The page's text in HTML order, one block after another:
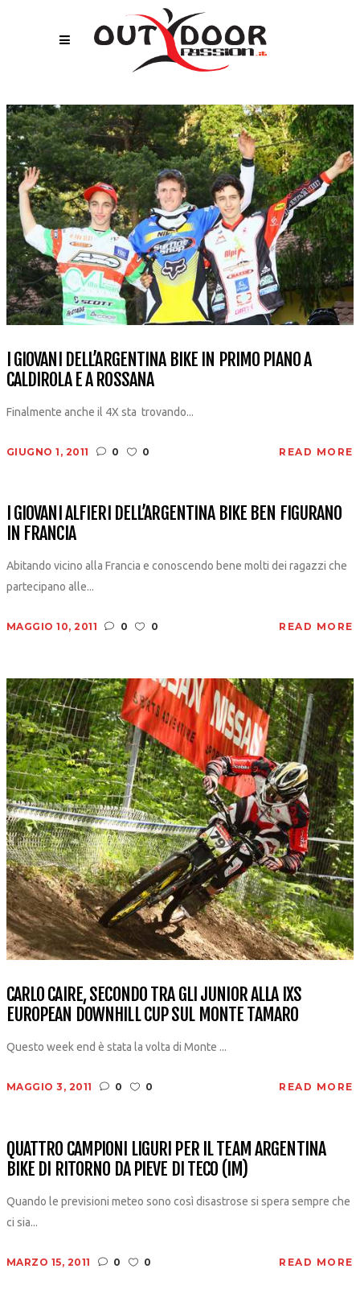
I GIOVANI DELL’ARGENTINA BIKE IN PRIMO PIANO A
CALDIROLA E A ROSSANA
Finalmente anche il 4X sta trovando...
GIUGNO 1, 2011 0 0 READ MORE
I GIOVANI ALFIERI DELL’ARGENTINA BIKE BEN FIGURANO
IN FRANCIA
Abitando vicino alla Francia e conoscendo bene molti dei ragazzi che
partecipano alle...
MAGGIO 10, 2011 0 0 READ MORE
CARLO CAIRE, SECONDO TRA GLI JUNIOR ALLA IXS
EUROPEAN DOWNHILL CUP SUL MONTE TAMARO
Questo week end è stata la volta di Monte ...
MAGGIO 3, 2011 0 0 READ MORE
QUATTRO CAMPIONI LIGURI PER IL TEAM ARGENTINA
BIKE DI RITORNO DA PIEVE DI TECO (IM)
Quando le previsioni meteo sono così disastrose si spera sempre che
ci sia...
MARZO 15, 2011 0 0 READ MORE